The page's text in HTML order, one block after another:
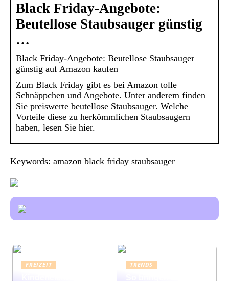
Black Friday-Angebote:
Beutellose Staubsauger günstig
…
Black Friday-Angebote: Beutellose Staubsauger
günstig auf Amazon kaufen
Zum Black Friday gibt es bei Amazon tolle
Schnäppchen und Angebote. Unter anderem finden
Sie preiswerte beutellose Staubsauger. Welche
Vorteile diese zu herkömmlichen Staubsaugern
haben, lesen Sie hier.
Keywords: amazon black friday staubsauger
FREIZEIT TRENDS